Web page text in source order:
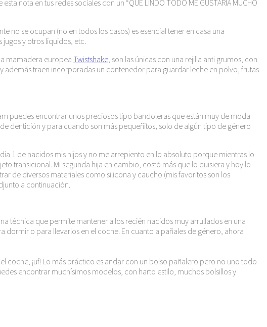
nota en tus redes sociales con un “QUÉ LINDO TODO ME GUSTARÍA MUCHO
no se ocupan (no en todos los casos) es esencial tener en casa una
y otros líquidos, etc.
mamadera europea Twistshake , son las únicas con una rejilla anti grumos, con
además traen incorporadas un contenedor para guardar leche en polvo, frutas
puedes encontrar unos preciosos tipo bandoleras que están muy de moda
dentición y para cuando son más pequeñitos, solo de algún tipo de género
1 de nacidos mis hijos y no me arrepiento en lo absoluto porque mientras lo
transicional. Mi segunda hija en cambio, costó más que lo quisiera y hoy lo
de diversos materiales como silicona y caucho (mis favoritos son los
a continuación.
técnica que permite mantener a los recién nacidos muy arrullados en una
dormir o para llevarlos en el coche. En cuanto a pañales de género, ahora
coche, ¡uf! Lo más práctico es andar con un bolso pañalero pero no uno todo
encontrar muchísimos modelos, con harto estilo, muchos bolsillos y